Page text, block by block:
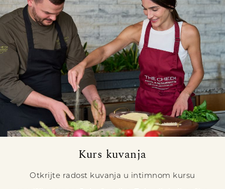
Kurs kuvanja
Otkrijte radost kuvanja u intimnom kursu